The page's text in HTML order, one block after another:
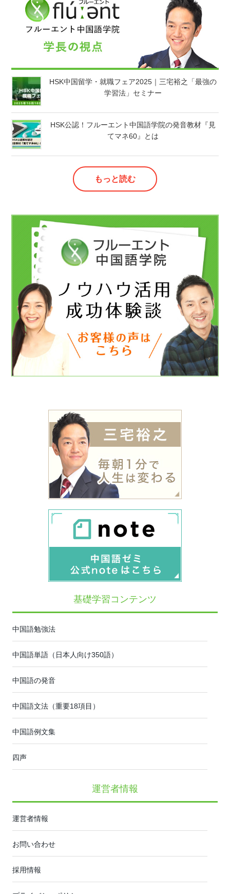
HSK中国留学・就職フェア2025｜三宅裕之「最強の
学習法」セミナー
HSK公認！フルーエント中国語学院の発音教材『見
てマネ60』とは
もっと読む
基礎学習コンテンツ
中国語勉強法
中国語単語（日本人向け350語）
中国語の発音
中国語文法（重要18項目）
中国語例文集
四声
運営者情報
運営者情報
お問い合わせ
採用情報